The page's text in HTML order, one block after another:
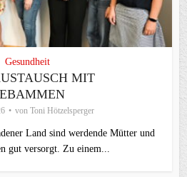
Gesundheit
MIT
von Toni Hötzelsperger
Land sind werdende Mütter und
gut versorgt. Zu einem...